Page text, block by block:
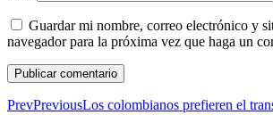
Guardar mi nombre, correo electrónico y
navegador para la próxima vez que haga un
PrevPreviousLos colombianos prefieren el